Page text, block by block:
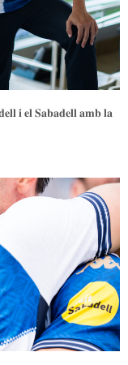
𝐢 𝐞𝐥 𝐒𝐚𝐛𝐚𝐝𝐞𝐥𝐥 𝐚𝐦𝐛 𝐥𝐚